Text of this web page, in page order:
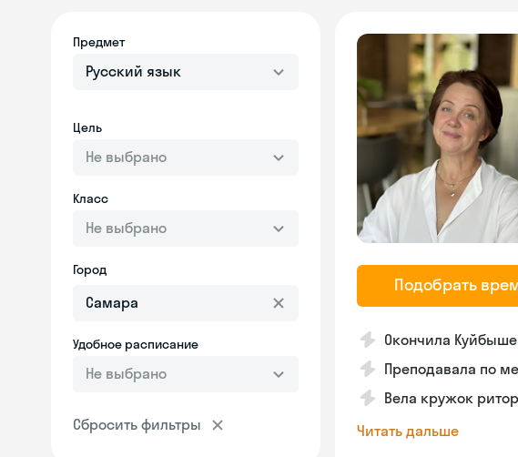
Предмет
Русский язык
Цель
Не выбрано
Класс
Не выбрано
Город
Удобное расписание
Не выбрано
Сбросить фильтры
Подобрать
Окончила
Преподавала по
Вела кружок
Читать дальше